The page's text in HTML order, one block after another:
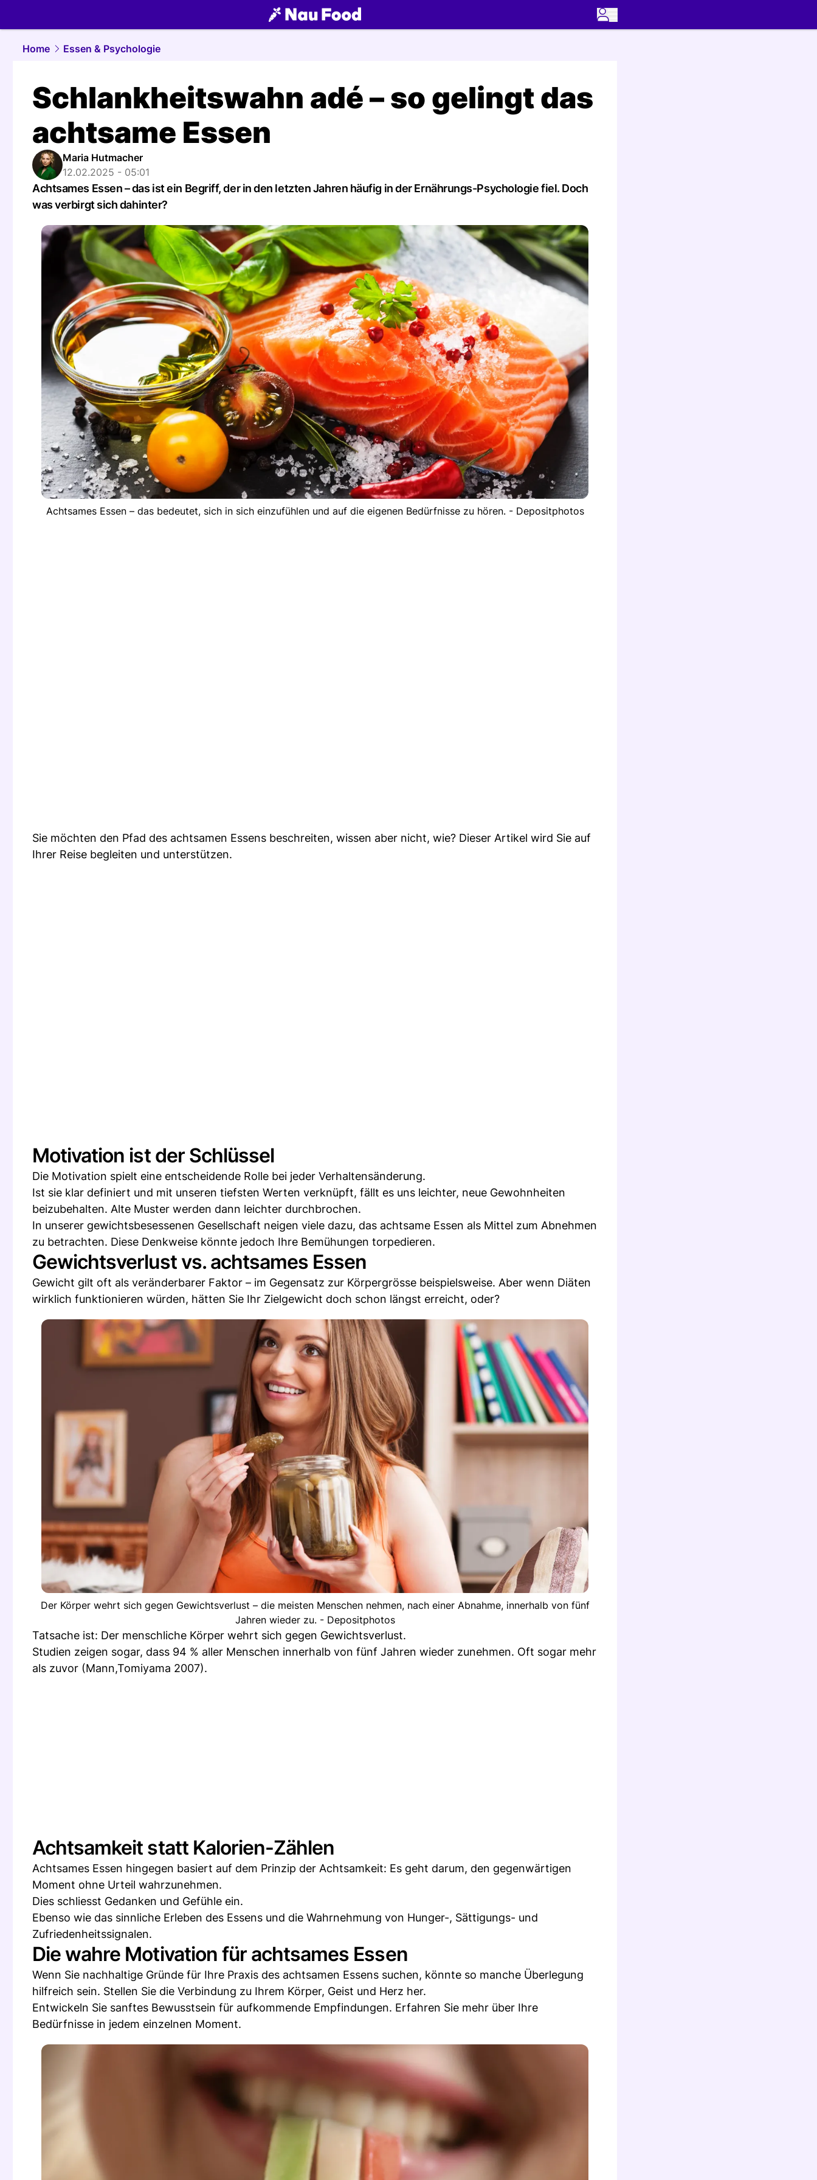
food.NAU.ch
Home
Essen & Psychologie
Schlankheitswahn adé – so gelingt das
achtsame Essen
Maria Hutmacher
12.02.2025 - 05:01
Achtsames Essen – das ist ein Begriff, der in den letzten Jahren häufig in der Ernährungs-Psychologie fiel. Doch
was verbirgt sich dahinter?
Achtsames Essen – das bedeutet, sich in sich einzufühlen und auf die eigenen Bedürfnisse zu hören. - Depositphotos
Sie möchten den Pfad des achtsamen Essens beschreiten, wissen aber nicht, wie? Dieser Artikel wird Sie auf
Ihrer Reise begleiten und unterstützen.
Motivation ist der Schlüssel
Die Motivation spielt eine entscheidende Rolle bei jeder Verhaltensänderung.
Ist sie klar definiert und mit unseren tiefsten Werten verknüpft, fällt es uns leichter, neue Gewohnheiten
beizubehalten. Alte Muster werden dann leichter durchbrochen.
In unserer gewichtsbesessenen Gesellschaft neigen viele dazu, das achtsame Essen als Mittel zum Abnehmen
zu betrachten. Diese Denkweise könnte jedoch Ihre Bemühungen torpedieren.
Gewichtsverlust vs. achtsames Essen
Gewicht gilt oft als veränderbarer Faktor – im Gegensatz zur Körpergrösse beispielsweise. Aber wenn Diäten
wirklich funktionieren würden, hätten Sie Ihr Zielgewicht doch schon längst erreicht, oder?
Der Körper wehrt sich gegen Gewichtsverlust – die meisten Menschen nehmen, nach einer Abnahme, innerhalb von fünf
Jahren wieder zu. - Depositphotos
Tatsache ist: Der menschliche Körper wehrt sich gegen Gewichtsverlust.
Studien zeigen sogar, dass 94 % aller Menschen innerhalb von fünf Jahren wieder zunehmen. Oft sogar mehr
als zuvor (Mann,Tomiyama 2007).
Achtsamkeit statt Kalorien-Zählen
Achtsames Essen hingegen basiert auf dem Prinzip der Achtsamkeit: Es geht darum, den gegenwärtigen
Moment ohne Urteil wahrzunehmen.
Dies schliesst Gedanken und Gefühle ein.
Ebenso wie das sinnliche Erleben des Essens und die Wahrnehmung von Hunger-, Sättigungs- und
Zufriedenheitssignalen.
Die wahre Motivation für achtsames Essen
Wenn Sie nachhaltige Gründe für Ihre Praxis des achtsamen Essens suchen, könnte so manche Überlegung
hilfreich sein. Stellen Sie die Verbindung zu Ihrem Körper, Geist und Herz her.
Entwickeln Sie sanftes Bewusstsein für aufkommende Empfindungen. Erfahren Sie mehr über Ihre
Bedürfnisse in jedem einzelnen Moment.